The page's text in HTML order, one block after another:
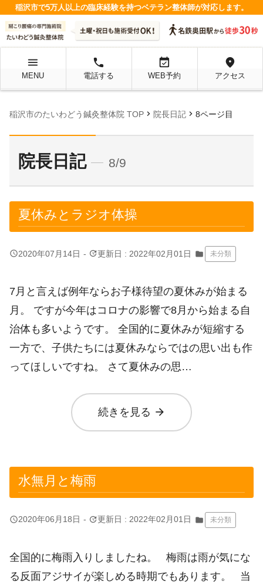
稲沢市で5万人以上の臨床経験を持つベテラン整体師が対応します。
menu
MENU
local_phone
電話する
event_available
WEB予約
location_on
アクセス
稲沢市のたいわどう鍼灸整体院 TOP chevron_right 院長日記 chevron_right 8ページ目
院長日記 8/9
夏休みとラジオ体操
query_builder2020年07月14日 - update更新日 : 2022年02月01日 folder 未分類
7月と言えば例年ならお子様待望の夏休みが始まる
月。 ですが今年はコロナの影響で8月から始まる自
治体も多いようです。 全国的に夏休みが短縮する
一方で、子供たちには夏休みならではの思い出も作
ってほしいですね。 さて夏休みの思…
続きを見る arrow_forward
水無月と梅雨
query_builder2020年06月18日 - update更新日 : 2022年02月01日 folder 未分類
全国的に梅雨入りしましたね。 梅雨は雨が気にな
る反面アジサイが楽しめる時期でもあります。 当